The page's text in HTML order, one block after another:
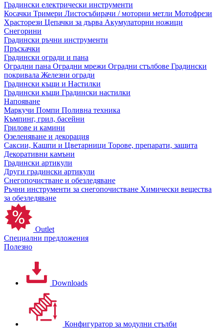
Градински електрически инструменти
Косачки Тримери Листосъбирачи / моторни метли Мотофрези
Храсторези Цепачки за дърва Акумулаторни ножици
Снегорини
Градински ръчни инструменти
Пръскачки
Градински огради и пана
Оградни пана Оградни мрежи Оградни стълбове Градински
покривала Железни огради
Градински къщи и Настилки
Градински къщи Градински настилки
Напояване
Маркучи Помпи Поливна техника
Къмпинг, грил, басейни
Грилове и камини
Озеленяване и декорация
Саксии, Кашпи и Цветарници Торове, препарати, защита
Декоративни камъни
Градински артикули
Други градински артикули
Снегопочистване и обезледяване
Ръчни инструменти за снегопочистване Химически вещества
за обезледяване
Outlet
Специални предложения
Полезно
Downloads
Конфигуратор за модулни стълби